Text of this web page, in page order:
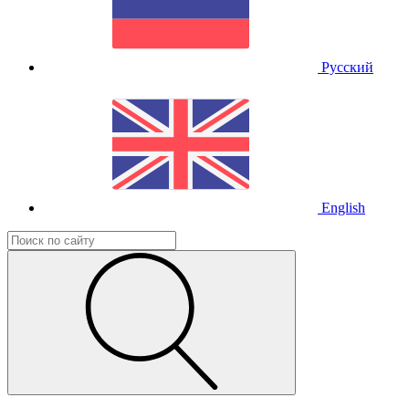
Русский
English